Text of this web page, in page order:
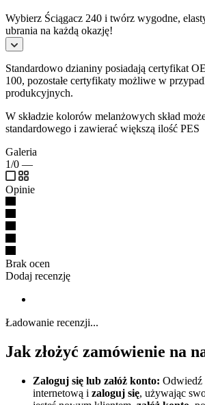
Wybierz Ściągacz 240 i twórz wygodne,
ubrania na każdą okazję!
Standardowo dzianiny posiadają certyfikat
100, pozostałe certyfikaty możliwe w
produkcyjnych.
W składzie kolorów melanżowych skład
standardowego i zawierać większą ilość PES
Galeria
1/0 —
Opinie
Brak ocen
Dodaj recenzję
Ładowanie recenzji...
Jak złożyć zamówienie na
Zaloguj się lub załóż konto: Odwiedź
internetową i zaloguj się, używając